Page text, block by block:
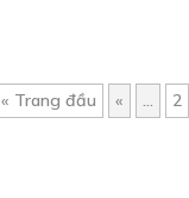
« Trang đầu « ... 2